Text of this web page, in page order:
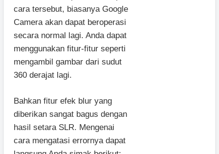
cara tersebut, biasanya Google
Camera akan dapat beroperasi
secara normal lagi. Anda dapat
menggunakan fitur-fitur seperti
mengambil gambar dari sudut
360 derajat lagi.
Bahkan fitur efek blur yang
diberikan sangat bagus dengan
hasil setara SLR. Mengenai
cara mengatasi errornya dapat